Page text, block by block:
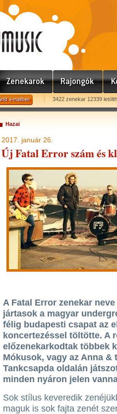
3422 zenekar 12339
Hazai
2017. január 26.
Új Fatal Error szám és
A Fatal Error zenekar
jártasok a magyar
félig budapesti csapat az
koncertezéssel töltötte. A
előzenekarkodtak többek
Mókusok, vagy az Anna &
Tankcsapda oldalán
minden nyáron jelen
Sok stílus keveredik
maguk is sok fajta zenét